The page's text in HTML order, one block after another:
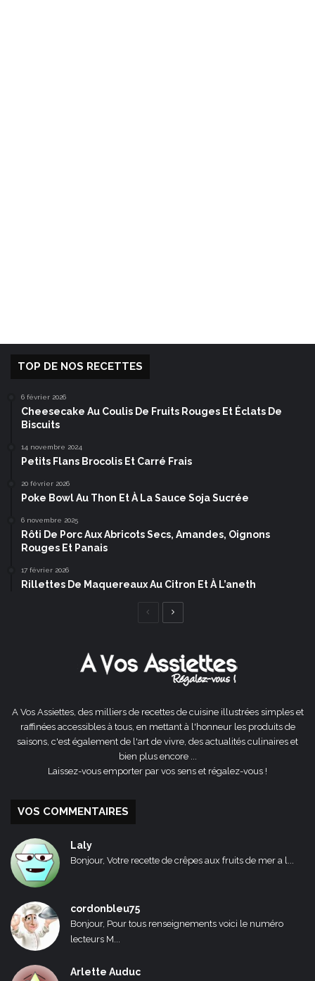
TOP DE NOS RECETTES
6 février 2026
Cheesecake Au Coulis De Fruits Rouges Et Éclats De
Biscuits
14 novembre 2024
Petits Flans Brocolis Et Carré Frais
20 février 2026
Poke Bowl Au Thon Et À La Sauce Soja Sucrée
6 novembre 2025
Rôti De Porc Aux Abricots Secs, Amandes, Oignons
Rouges Et Panais
17 février 2026
Rillettes De Maquereaux Au Citron Et À L’aneth
Page
A Vos Assiettes, des milliers de recettes de cuisine illustrées simples et
raffinées accessibles à tous, en mettant à l'honneur les produits de
saisons, c'est également de l'art de vivre, des actualités culinaires et
bien plus encore ...
Laissez-vous emporter par vos sens et régalez-vous !
VOS COMMENTAIRES
Laly
Bonjour, Votre recette de crêpes aux fruits de mer a l...
cordonbleu75
Bonjour, Pour tous renseignements voici le numéro
lecteurs M...
Arlette Auduc